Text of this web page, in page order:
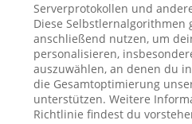
Serverprotokollen und
Diese Selbstlernalgorithmen
anschließend nutzen, um
personalisieren,
auszuwählen, an denen du
die Gesamtoptimierung
unterstützen. Weitere
Richtlinie findest du